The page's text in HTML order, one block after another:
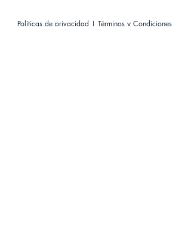
Políticas de privacidad | Términos y Condiciones